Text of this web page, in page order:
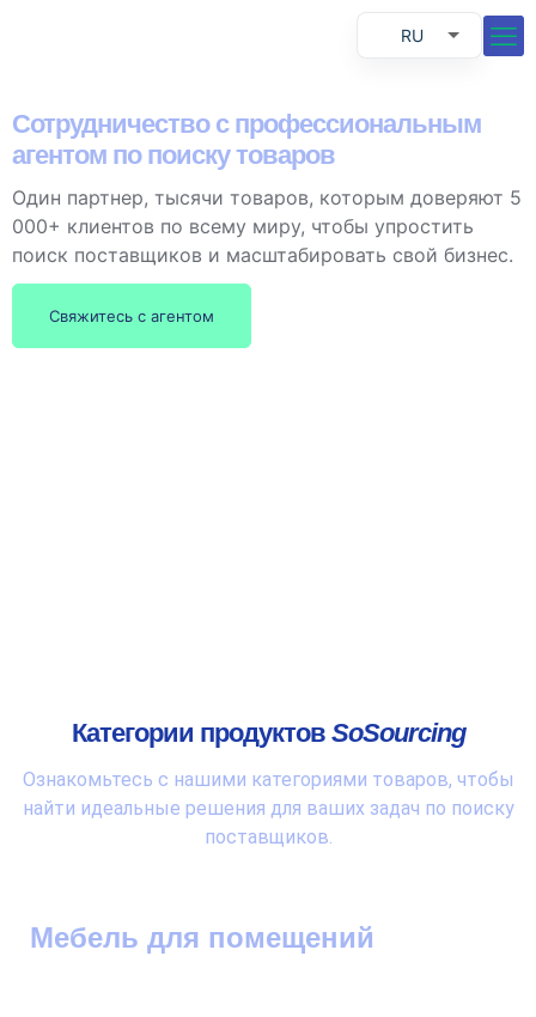
Сотрудничество с профессиональным
агентом по поиску товаров
Один партнер, тысячи товаров, которым доверяют 5
000+ клиентов по всему миру, чтобы упростить
поиск поставщиков и масштабировать свой бизнес.
Свяжитесь с агентом
Категории продуктов SoSourcing
Ознакомьтесь с нашими категориями товаров, чтобы
найти идеальные решения для ваших задач по поиску
поставщиков.
Мебель для помещений
RU
ES